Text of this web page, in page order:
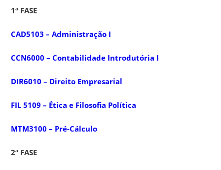
1ª FASE
CAD5103 – Administração I
CCN6000 – Contabilidade Introdutória I
DIR6010 – Direito Empresarial
FIL 5109 – Ética e Filosofia Política
MTM3100 – Pré-Cálculo
2ª FASE